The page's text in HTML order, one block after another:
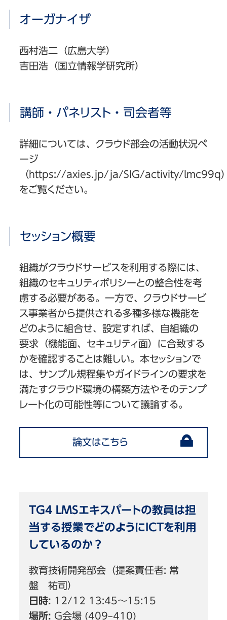
オーガナイザ
西村浩二（広島大学）
吉田浩（国立情報学研究所）
講師・パネリスト・司会者等
詳細については、クラウド部会の活動状況ペ
ージ
（https://axies.jp/ja/SIG/activity/lmc99q
をご覧ください。
セッション概要
組織がクラウドサービスを利用する際には、
組織のセキュリティポリシーとの整合性を考
慮する必要がある。一方で、クラウドサービ
ス事業者から提供される多種多様な機能を
どのように組合せ、設定すれば、自組織の
要求（機能面、セキュリティ面）に合致する
かを確認することは難しい。本セッションで
は、サンプル規程集やガイドラインの要求を
満たすクラウド環境の構築方法やそのテンプ
レート化の可能性等について議論する。
論文はこちら
TG4 LMSエキスパートの教員は担
当する授業でどのようにICTを利用
しているのか？
教育技術開発部会（提案責任者: 常
盤 祐司）
日時: 12/12 13:45〜15:15
場所: G会場 (409–410)